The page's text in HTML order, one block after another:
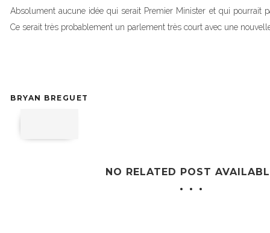
Absolument aucune idée qui serait Premier Minister et qui pourrait
Ce serait très probablement un parlement très court avec une
BRYAN BREGUET
NO RELATED POST